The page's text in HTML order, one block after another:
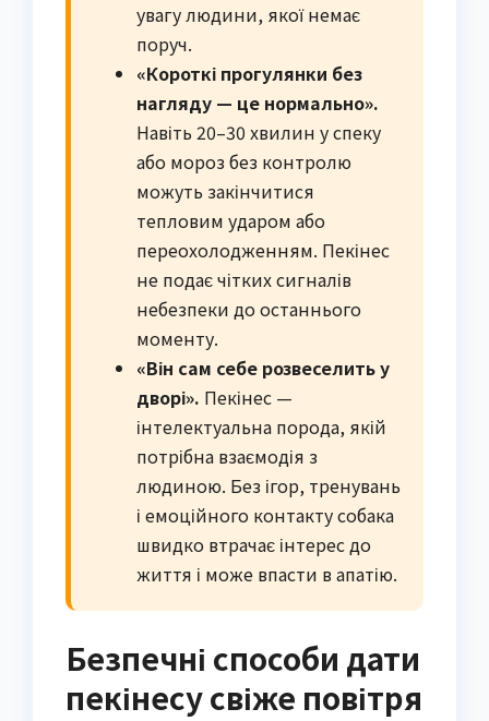
увагу людини, якої немає
поруч.
«Короткі прогулянки без
нагляду — це нормально».
Навіть 20–30 хвилин у спеку
або мороз без контролю
можуть закінчитися
тепловим ударом або
переохолодженням. Пекінес
не подає чітких сигналів
небезпеки до останнього
моменту.
«Він сам себе розвеселить у
дворі». Пекінес —
інтелектуальна порода, якій
потрібна взаємодія з
людиною. Без ігор, тренувань
і емоційного контакту собака
швидко втрачає інтерес до
життя і може впасти в апатію.
Безпечні способи дати
пекінесу свіже повітря